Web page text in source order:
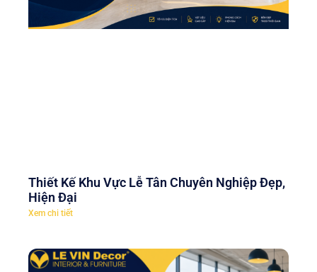
Thiết Kế Khu Vực Lễ Tân Chuyên Nghiệp Đẹp,
Hiện Đại
Xem chi tiết